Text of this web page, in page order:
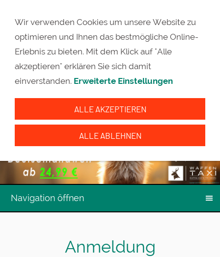
Navigation öffnen
Anmeldung
Wir verwenden Cookies um unsere Website zu
optimieren und Ihnen das bestmögliche Online-
Erlebnis zu bieten. Mit dem Klick auf "Alle
akzeptieren" erklären Sie sich damit
einverstanden. Erweiterte Einstellungen
ALLE AKZEPTIEREN
ALLE ABLEHNEN